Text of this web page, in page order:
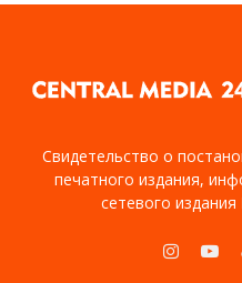
Свидетельство о
печатного издания,
сетевого
Instagram